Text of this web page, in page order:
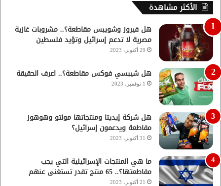
الأكثر مشاهدة
هل فيروز وشويبس مقاطعة؟.. مشروبات غازية
مصرية لا تدعم إسرائيل وتؤيد فلسطين
29 أكتوبر، 2023
هل شيبسي فوكس مقاطعة؟.. اعرف الحقيقة
1 نوفمبر، 2023
هل شركة إيديتا ومنتجاتها مولتو وهوهوز
مقاطعة ويدعمون إسرائيل؟
31 أكتوبر، 2023
ما هي المنتجات الإسرائيلية التي يجب
مقاطعتها؟.. 65 منتج تقدر تستغنى عنهم
21 أكتوبر، 2023